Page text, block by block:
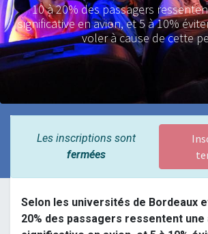
10 à 20% des passagers
significative en avion, et 5 à 10%
voler à cause de cette
Les inscriptions sont
fermées
Selon les universités de Bordeaux
20% des passagers ressentent une